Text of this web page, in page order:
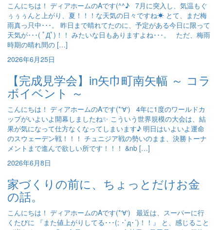
こんにちは！ ディアホームのAです(^^♪ 7月に突入し、気温もぐ
ぅぅぅんと上がり、夏！！！な天気の日々ですね☀ とて、まだ梅
雨真っ只中･･･。 昨日まで晴れてたのに、予定がある今日に限って
天気が･･･( ﾟДﾟ)！！ みたいな日もありますよね･･･。 ただ、梅雨
時期の晴れ間の […]
2026年6月25日
【完成見学会】in矢巾町南矢幅 ～ コラ
ボイベント ～
こんにちは！ ディアホームのAです(*‘∀‘) 4年に1度のワールドカ
ップがいよいよ開幕しましたね✨ こういう世界規模の大会は、結
果が気になって仕方なくなってしまいます♪ 明日はいよいよ運命
のスウェーデン戦！！！ チュニジア戦の勢いのまま、決勝トーナ
メントまで進んで欲しい所です！！！ &nb […]
2026年6月8日
家づくりの前に、ちょっとだけお金
の話。
こんにちは！ ディアホームのAです(*‘∀‘) 最近は、スーパーに行
くたびに 『また値上がりしてる･･･(; ･`д･´)！！』 と、感じること